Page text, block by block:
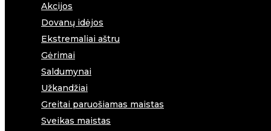
Akcijos
Dovanų idėjos
Ekstremaliai aštru
Gėrimai
Saldumynai
Užkandžiai
Greitai paruošiamas maistas
Sveikas maistas